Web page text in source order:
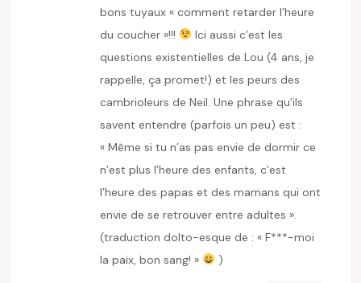
bons tuyaux « comment retarder l’heure
du coucher »!!!
Ici aussi c’est les
questions existentielles de Lou (4 ans, je
rappelle, ça promet!) et les peurs des
cambrioleurs de Neil. Une phrase qu’ils
savent entendre (parfois un peu) est :
« Même si tu n’as pas envie de dormir ce
n’est plus l’heure des enfants, c’est
l’heure des papas et des mamans qui ont
envie de se retrouver entre adultes ».
(traduction dolto-esque de : « F***-moi
la paix, bon sang! »
)